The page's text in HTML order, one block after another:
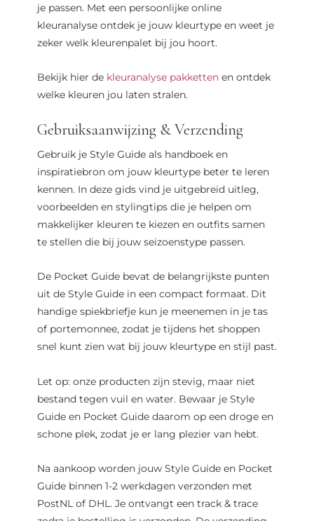
je passen. Met een persoonlijke online
kleuranalyse ontdek je jouw kleurtype en weet je
zeker welk kleurenpalet bij jou hoort.
Bekijk hier de kleuranalyse pakkettenen ontdek
welke kleuren jou laten stralen.
Gebruiksaanwijzing & Verzending
Gebruik je Style Guide als handboek en
inspiratiebron om jouw kleurtype beter te leren
kennen. In deze gids vind je uitgebreid uitleg,
voorbeelden en stylingtips die je helpen om
makkelijker kleuren te kiezen en outfits samen
te stellen die bij jouw seizoenstype passen.
De Pocket Guide bevat de belangrijkste punten
uit de Style Guide in een compact formaat. Dit
handige spiekbriefje kun je meenemen in je tas
of portemonnee, zodat je tijdens het shoppen
snel kunt zien wat bij jouw kleurtype en stijl past.
Let op: onze producten zijn stevig, maar niet
bestand tegen vuil en water. Bewaar je Style
Guide en Pocket Guide daarom op een droge en
schone plek, zodat je er lang plezier van hebt.
Na aankoop worden jouw Style Guide en Pocket
Guide binnen 1-2 werkdagen verzonden met
PostNL of DHL. Je ontvangt een track & trace